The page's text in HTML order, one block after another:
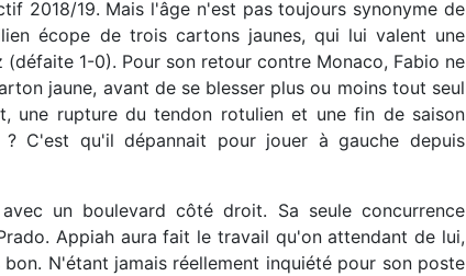
2018/19. Mais l'âge n'est pas toujours synonyme de
écope de trois cartons jaunes, qui lui valent une
1-0). Pour son retour contre Monaco, Fabio ne
jaune, avant de se blesser plus ou moins tout seul
une rupture du tendon rotulien et une fin de saison
? C'est qu'il dépannait pour jouer à gauche depuis
un boulevard côté droit. Sa seule concurrence
Appiah aura fait le travail qu'on attendant de lui,
N'étant jamais réellement inquiété pour son poste